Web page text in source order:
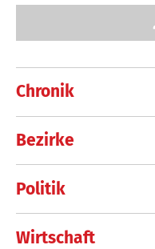
Chronik
Bezirke
Politik
Wirtschaft